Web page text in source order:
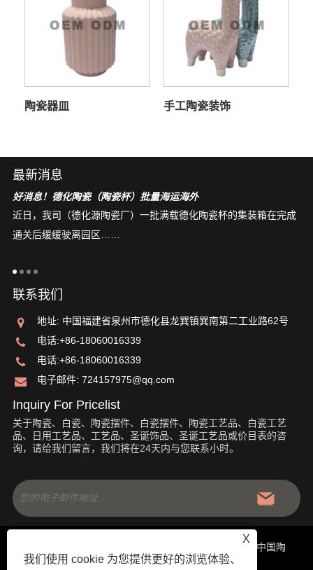
陶瓷器皿 手工陶瓷装饰
最新消息
好消息！德化陶瓷（陶瓷杯）批量海运海外
近日，我司（德化源陶瓷厂）一批满载德化陶瓷杯的集装箱在完成
通关后缓缓驶离园区……
联系我们
地址: 中国福建省泉州市德化县龙巽镇巽南第二工业路62号
电话:+86-18060016339
电话:+86-18060016339
电子邮件: 724157975@qq.com
Inquiry For Pricelist
关于陶瓷、白瓷、陶瓷摆件、白瓷摆件、陶瓷工艺品、白瓷工艺
品、日用工艺品、工艺品、圣诞饰品、圣诞工艺品或价目表的咨
询，请给我们留言，我们将在24天内与您联系小时。
版权所有 © 2020 中国福建省德化县金瑞祥陶瓷有限公司-中国陶
X
我们使用 cookie 为您提供更好的浏览体验、